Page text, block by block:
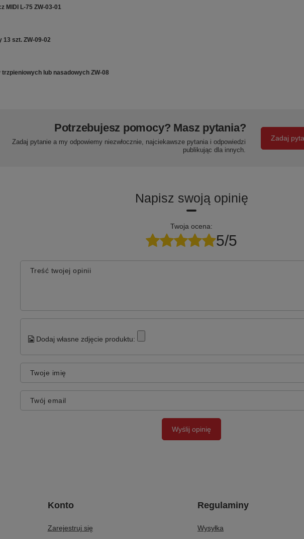
MIDI L-75 ZW-03-01
szt. ZW-09-02
lub nasadowych ZW-08
Potrzebujesz pomocy? Masz pytania?
Zadaj pytanie a my odpowiemy niezwłocznie, najciekawsze pytania i odpowiedzi
publikując dla innych.
Zadaj
Napisz swoją opinię
Twoja ocena:
5/5
Treść twojej opinii
Dodaj własne zdjęcie produktu:
Twoje imię
Twój email
Wyślij opinię
Konto
Zarejestruj się
Regulaminy
Wysyłka